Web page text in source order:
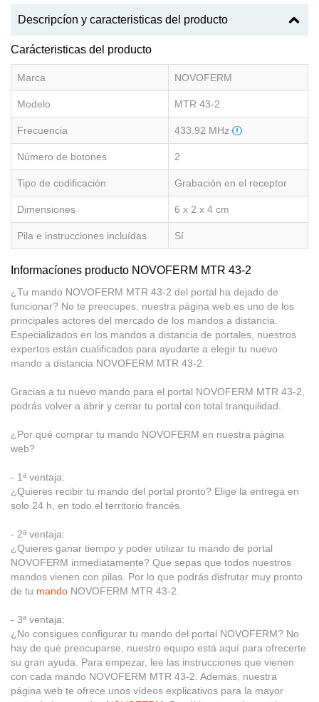
Descripcíon y caracteristicas del producto
Carácteristicas del producto
Marca NOVOFERM
Modelo MTR 43-2
Frecuencia 433.92 MHz
Número de botones 2
Tipo de codificación Grabación en el receptor
Dimensiones 6 x 2 x 4 cm
Pila e instrucciones incluídas Sí
Informacíones producto NOVOFERM MTR 43-2
¿Tu mando NOVOFERM MTR 43-2 del portal ha dejado de
funcionar? No te preocupes, nuestra página web es uno de los
principales actores del mercado de los mandos a distancia.
Especializados en los mandos a distancia de portales, nuestros
expertos están cualificados para ayudarte a elegir tu nuevo
mando a distancia NOVOFERM MTR 43-2.
Gracias a tu nuevo mando para el portal NOVOFERM MTR 43-2,
podrás volver a abrir y cerrar tu portal con total tranquilidad.
¿Por qué comprar tu mando NOVOFERM en nuestra página
web?
- 1ª ventaja:
¿Quieres recibir tu mando del portal pronto? Elige la entrega en
solo 24 h, en todo el territorio francés.
- 2ª ventaja:
¿Quieres ganar tiempo y poder utilizar tu mando de portal
NOVOFERM inmediatamente? Que sepas que todos nuestros
mandos vienen con pilas. Por lo que podrás disfrutar muy pronto
de tu mando NOVOFERM MTR 43-2.
- 3ª ventaja:
¿No consigues configurar tu mando del portal NOVOFERM? No
hay de qué preocuparse, nuestro equipo está aquí para ofrecerte
su gran ayuda. Para empezar, lee las instrucciones que vienen
con cada mando NOVOFERM MTR 43-2. Además, nuestra
página web te ofrece unos vídeos explicativos para la mayor